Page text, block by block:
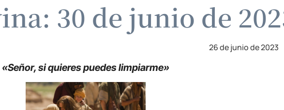
30 de junio de
26 de junio de 2023
«Señor, si quieres puedes limpiarme»